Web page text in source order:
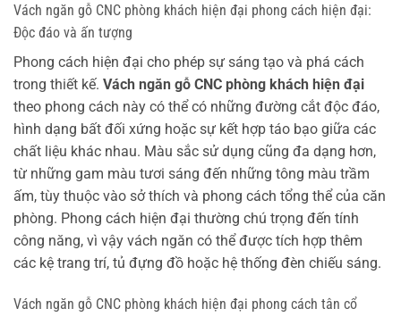
Vách ngăn gỗ CNC phòng khách hiện đại phong cách hiện đại:
Độc đáo và ấn tượng
Phong cách hiện đại cho phép sự sáng tạo và phá cách
trong thiết kế. Vách ngăn gỗ CNC phòng khách hiện đại
theo phong cách này có thể có những đường cắt độc đáo,
hình dạng bất đối xứng hoặc sự kết hợp táo bạo giữa các
chất liệu khác nhau. Màu sắc sử dụng cũng đa dạng hơn,
từ những gam màu tươi sáng đến những tông màu trầm
ấm, tùy thuộc vào sở thích và phong cách tổng thể của căn
phòng. Phong cách hiện đại thường chú trọng đến tính
công năng, vì vậy vách ngăn có thể được tích hợp thêm
các kệ trang trí, tủ đựng đồ hoặc hệ thống đèn chiếu sáng.
Vách ngăn gỗ CNC phòng khách hiện đại phong cách tân cổ